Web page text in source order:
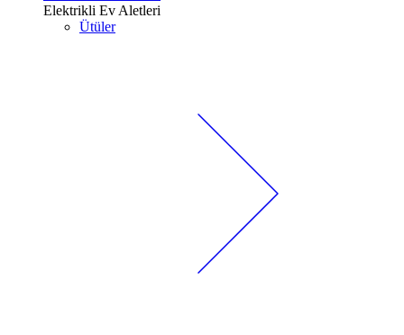
Elektrikli Ev Aletleri
Ütüler